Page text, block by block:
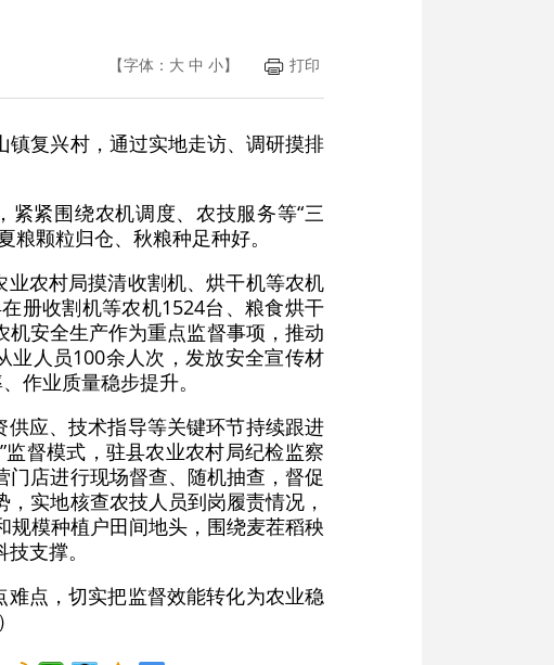
【字体： 大 中 小】 打印
镇复兴村，通过实地走访、调研摸排
紧围绕农机调度、农技服务等“三
颗粒归仓、秋粮种足种好。
业农村局摸清收割机、烘干机等农机
册收割机等农机1524台、粮食烘干
安全生产作为重点监督事项，推动
业人员100余人次，发放安全宣传材
作业质量稳步提升。
供应、技术指导等关键环节持续跟进
督模式，驻县农业农村局纪检监察
店进行现场督查、随机抽查，督促
实地核查农技人员到岗履责情况，
模种植户田间地头，围绕麦茬稻秧
支撑。
难点，切实把监督效能转化为农业稳